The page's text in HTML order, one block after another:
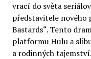
vrací do světa
představitele nového
Bastards“. Tento
platformu Hulu a
a rodinných tajemství.